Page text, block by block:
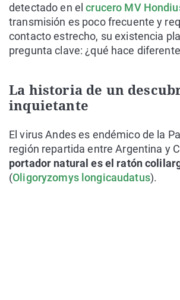
detectado en elcrucero MV
transmisión es poco frecuente y
contacto estrecho, su existencia
pregunta clave: ¿qué hace
La historia de un
inquietante
El virus Andes es endémico de la
región repartida entre Argentina y
portador natural es el ratón
(Oligoryzomys longicaudatus).